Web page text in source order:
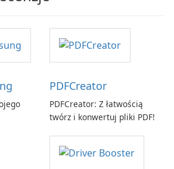
PDFCreator
PDFCreator: Z łatwością
twórz i konwertuj pliki PDF!